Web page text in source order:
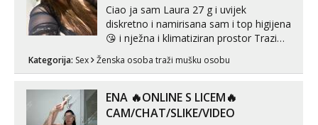
Ciao ja sam Laura 27 g i uvijek
diskretno i namirisana sam i top higijena
😘 i nježna i klimatiziran prostor Trazim
Pusenje i gutanje sperme Erotsko rublje
tijelu Iskljucivo neradim analni !!! I
neljubim se Wha...
Kategorija: Sex Ženska osoba traži mušku osobu
ENA 🔥ONLINE S LICEM🔥
CAM/CHAT/SLIKE/VIDEO